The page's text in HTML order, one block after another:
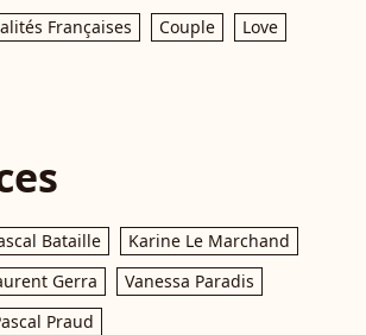
Françaises Couple
Love
Bataille
Karine Le Marchand
Gerra
Vanessa Paradis
Praud